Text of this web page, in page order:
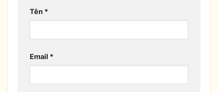
Tên *
Email *